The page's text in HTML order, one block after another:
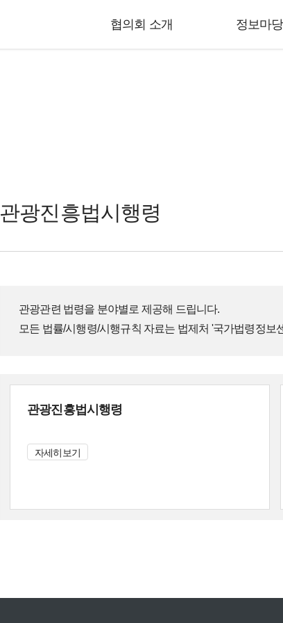
협의회 소개 정보마당
관광진흥법시행령
관광관련 법령을 분야별로 제공해 드립니다.
모든 법률/시행령/시행규칙 자료는 법제처 '국가법령정보
관광진흥법시행령
자세히보기